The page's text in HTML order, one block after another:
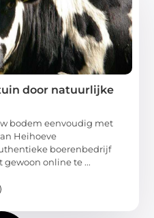
door natuurlijke
bodem eenvoudig met
Heihoeve
boerenbedrijf
online te ...